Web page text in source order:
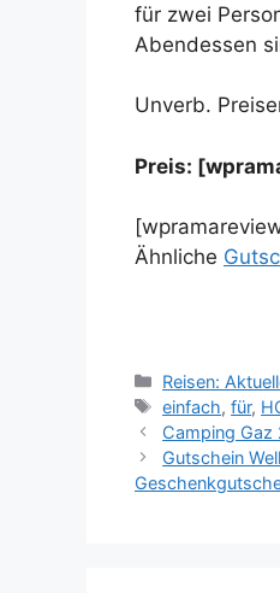
für zwei
Abendessen
Unverb.
Preis:
Ähnliche
Kategorien
Reisen:
Schlagwörter
einfach,für,
Camping Gaz
Gutschein